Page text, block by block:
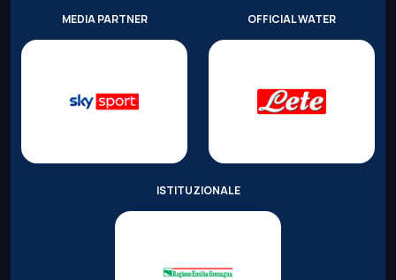
MEDIA PARTNER OFFICIAL WATER
ISTITUZIONALE